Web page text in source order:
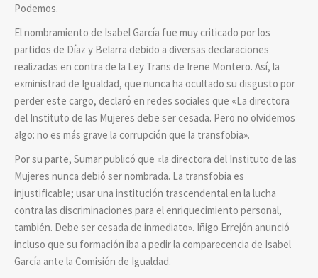
Podemos.
El nombramiento de Isabel García fue muy criticado por los
partidos de Díaz y Belarra debido a diversas declaraciones
realizadas en contra de la Ley Trans de Irene Montero. Así, la
exministrad de Igualdad, que nunca ha ocultado su disgusto por
perder este cargo, declaró en redes sociales que «La directora
del Instituto de las Mujeres debe ser cesada. Pero no olvidemos
algo: no es más grave la corrupción que la transfobia».
Por su parte, Sumar publicó que «la directora del Instituto de las
Mujeres nunca debió ser nombrada. La transfobia es
injustificable; usar una institución trascendental en la lucha
contra las discriminaciones para el enriquecimiento personal,
también. Debe ser cesada de inmediato». Iñigo Errejón anunció
incluso que su formación iba a pedir la comparecencia de Isabel
García ante la Comisión de Igualdad.